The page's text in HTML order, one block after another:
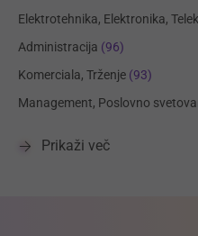
Elektrotehnika, Elektronika,
Administracija (96)
Komerciala, Trženje (93)
Management, Poslovno
Prikaži več